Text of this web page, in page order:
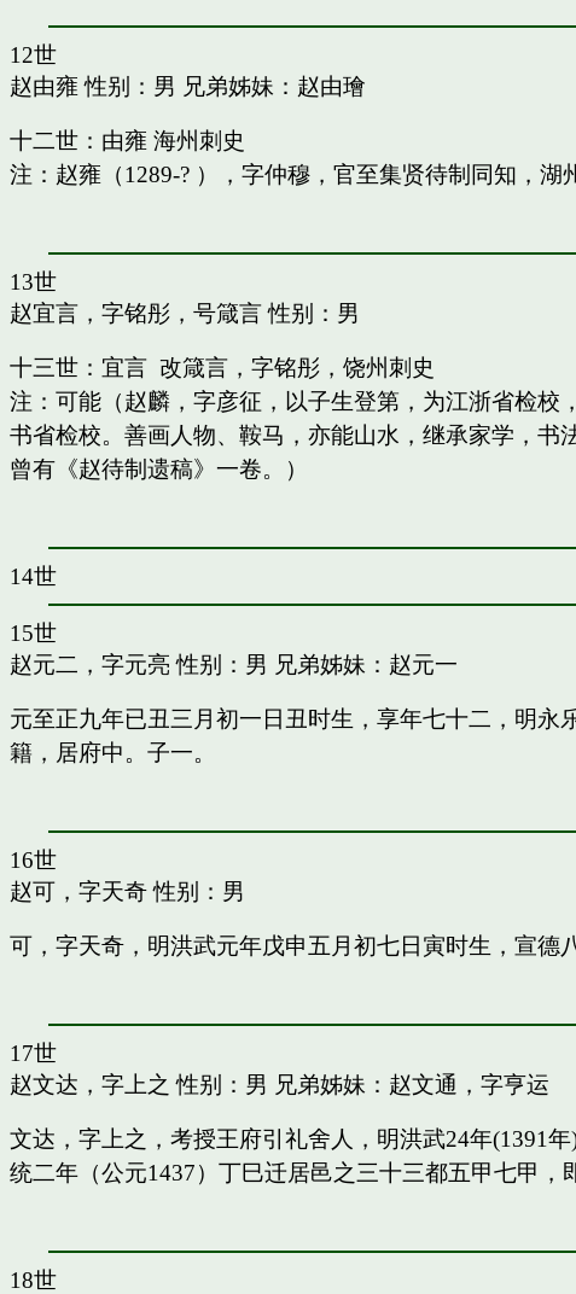
12世
赵由雍 性别：男 兄弟姊妹： 赵由璯
十二世：由雍 海州刺史
注：赵雍（1289-? ），字仲穆，官至集贤待制同知，
13世
赵宜言，字铭彤，号箴言性别：男
十三世：宜言 改箴言，字铭彤，饶州刺史
注：可能（赵麟，字彦征，以子生登第，为江浙省检
书省检校。善画人物、鞍马，亦能山水，继承家学，书
曾有《赵待制遗稿》一卷。）
14世
15世
赵元二，字元亮 性别：男 兄弟姊妹： 赵元一
元至正九年已丑三月初一日丑时生，享年七十二，明
籍，居府中。子一。
16世
赵可，字天奇性别：男
可，字天奇，明洪武元年戊申五月初七日寅时生，宣德
17世
赵文达，字上之 性别：男 兄弟姊妹： 赵文通，字亨运
文达，字上之，考授王府引礼舍人，明洪武24年(1391
统二年（公元1437）丁巳迁居邑之三十三都五甲七甲，
18世